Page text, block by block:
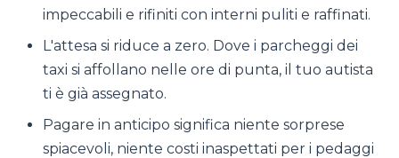
impeccabili e rifiniti con interni puliti e raffinati.
L'attesa si riduce a zero. Dove i parcheggi dei
taxi si affollano nelle ore di punta, il tuo autista
ti è già assegnato.
Pagare in anticipo significa niente sorprese
spiacevoli, niente costi inaspettati per i pedaggi